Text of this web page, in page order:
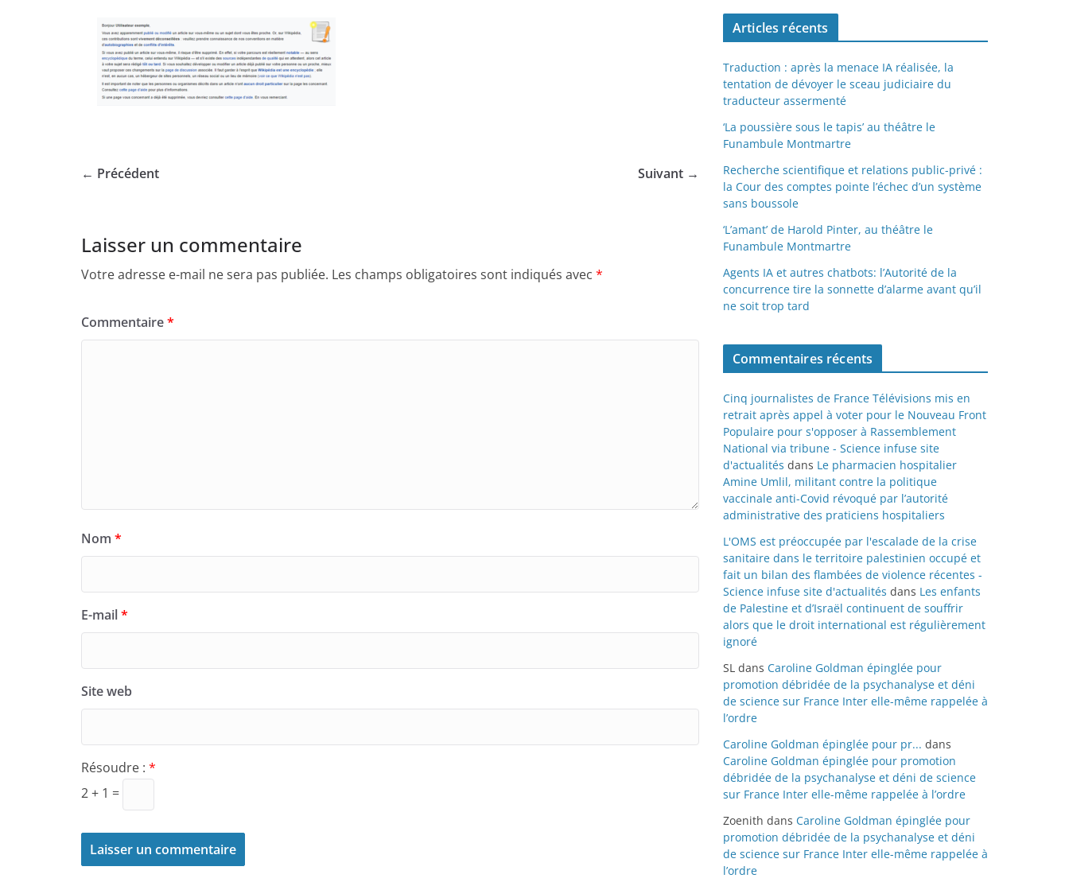
← Précédent Suivant →
Laisser un commentaire
Votre adresse e-mail ne sera pas publiée. Les champs obligatoires sont indiqués avec *
Commentaire*
Nom *
E-mail*
Site web
Résoudre : *
2 + 1 =
Articles récents
Traduction : après la menace IA réalisée, la
tentation de dévoyer le sceau judiciaire du
traducteur assermenté
‘La poussière sous le tapis’ au théâtre le
Funambule Montmartre
Recherche scientifique et relations public-privé :
la Cour des comptes pointe l’échec d’un système
sans boussole
‘L’amant’ de Harold Pinter, au théâtre le
Funambule Montmartre
Agents IA et autres chatbots: l’Autorité de la
concurrence tire la sonnette d’alarme avant qu’il
ne soit trop tard
Commentaires récents
Cinq journalistes de France Télévisions mis en
retrait après appel à voter pour le Nouveau Front
Populaire pour s'opposer à Rassemblement
National via tribune - Science infuse site
d'actualités dans Le pharmacien hospitalier
Amine Umlil, militant contre la politique
vaccinale anti-Covid révoqué par l’autorité
administrative des praticiens hospitaliers
L'OMS est préoccupée par l'escalade de la crise
sanitaire dans le territoire palestinien occupé et
fait un bilan des flambées de violence récentes -
Science infuse site d'actualités dans Les enfants
de Palestine et d’Israël continuent de souffrir
alors que le droit international est régulièrement
ignoré
SL dans Caroline Goldman épinglée pour
promotion débridée de la psychanalyse et déni
de science sur France Inter elle-même rappelée à
l’ordre
Caroline Goldman épinglée pour pr... dans
Caroline Goldman épinglée pour promotion
débridée de la psychanalyse et déni de science
sur France Inter elle-même rappelée à l’ordre
Zoenith dans Caroline Goldman épinglée pour
promotion débridée de la psychanalyse et déni
de science sur France Inter elle-même rappelée à
l’ordre